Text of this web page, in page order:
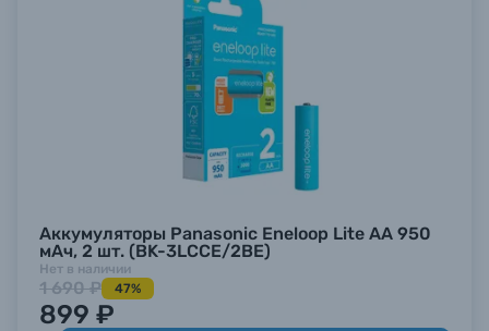
Аккумуляторы Panasonic Eneloop Lite AA 950
мАч, 2 шт. (BK-3LCCE/2BE)
Нет в наличии
1 690 ₽ 47%
899 ₽